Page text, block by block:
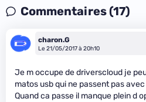
Commentaires (17)
charon.G
Le 21/05/2017 à 20h10
Je m occupe de driverscloud je
matos usb qui ne passent pas
Quand ca passe il manque plein d